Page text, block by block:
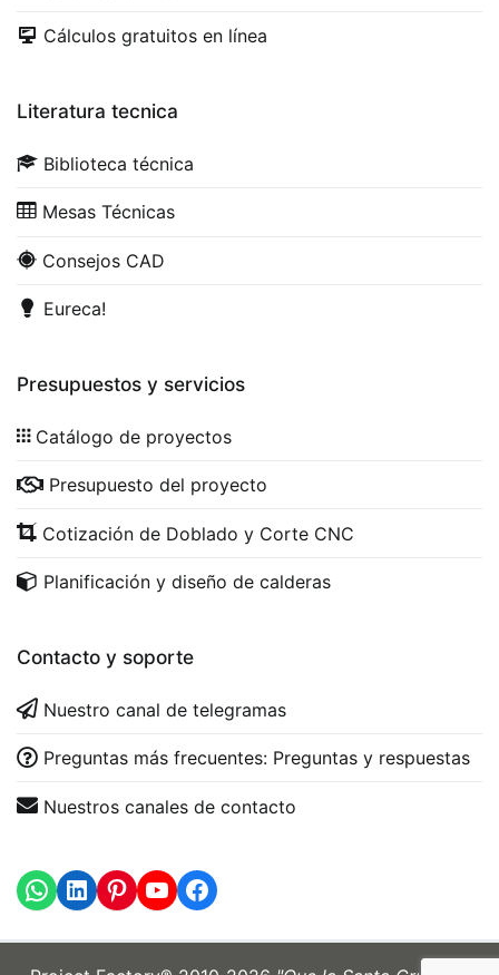
Cálculos gratuitos en línea
Literatura tecnica
Biblioteca técnica
Mesas Técnicas
Consejos CAD
Eureca!
Presupuestos y servicios
Catálogo de proyectos
Presupuesto del proyecto
Cotización de Doblado y Corte CNC
Planificación y diseño de calderas
Contacto y soporte
Nuestro canal de telegramas
Preguntas más frecuentes: Preguntas y respuestas
Nuestros canales de contacto
WhatsApp
LinkedInhttps://